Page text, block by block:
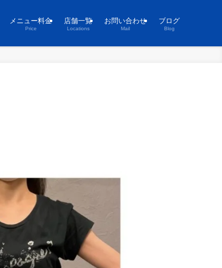
メニュー料金
Price
店舗一覧
Locations
お問い合わせ
Mail
ブログ
Blog